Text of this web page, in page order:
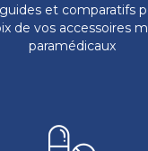
et comparatifs
de vos accessoires
paramédicaux